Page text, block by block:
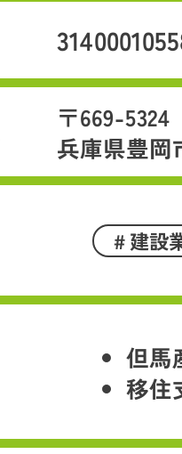
〒669-5324
兵庫県豊岡
建設
但馬
移住